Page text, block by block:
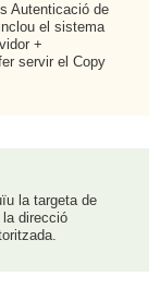
Autenticació de
el sistema
+
servir el Copy
la targeta de
direcció